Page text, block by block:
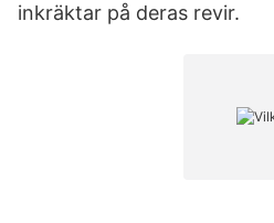
inkräktar på deras revir.